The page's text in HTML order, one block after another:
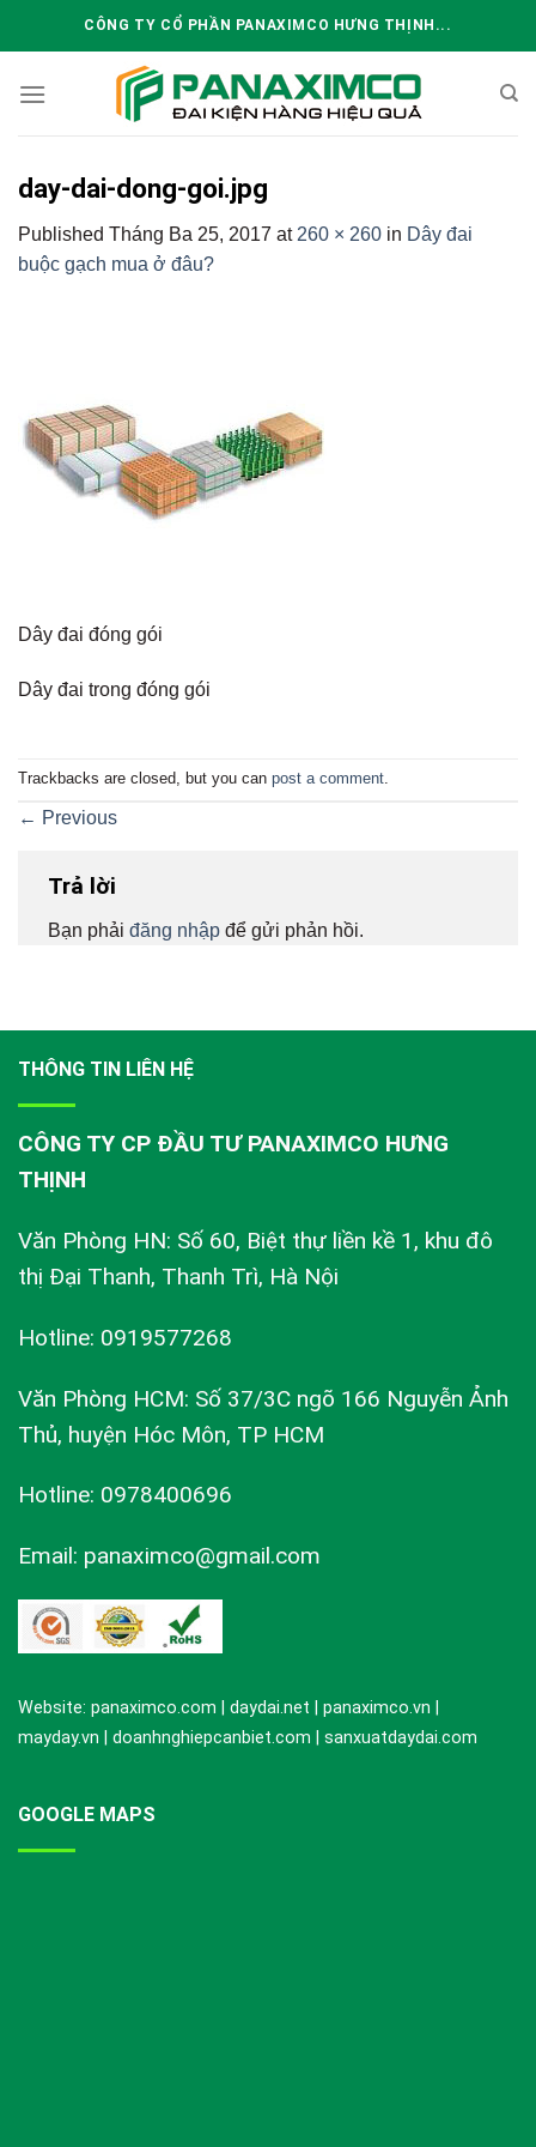
CÔNG TY CỔ PHẦN PANAXIMCO HƯNG THỊNH...
day-dai-dong-goi.jpg
Published Tháng Ba 25, 2017 at 260 × 260 in Dây đai
buộc gạch mua ở đâu?
Dây đai đóng gói
Dây đai trong đóng gói
Trackbacks are closed, but you can post a comment.
← Previous
Trả lời
Bạn phải đăng nhập để gửi phản hồi.
THÔNG TIN LIÊN HỆ
CÔNG TY CP ĐẦU TƯ PANAXIMCO HƯNG
THỊNH
Văn Phòng HN: Số 60, Biệt thự liền kề 1, khu đô
thị Đại Thanh, Thanh Trì, Hà Nội
Hotline: 0919577268
Văn Phòng HCM: Số 37/3C ngõ 166 Nguyễn Ảnh
Thủ, huyện Hóc Môn, TP HCM
Hotline: 0978400696
Email: panaximco@gmail.com
Website: panaximco.com | daydai.net | panaximco.vn |
mayday.vn | doanhnghiepcanbiet.com | sanxuatdaydai.com
GOOGLE MAPS